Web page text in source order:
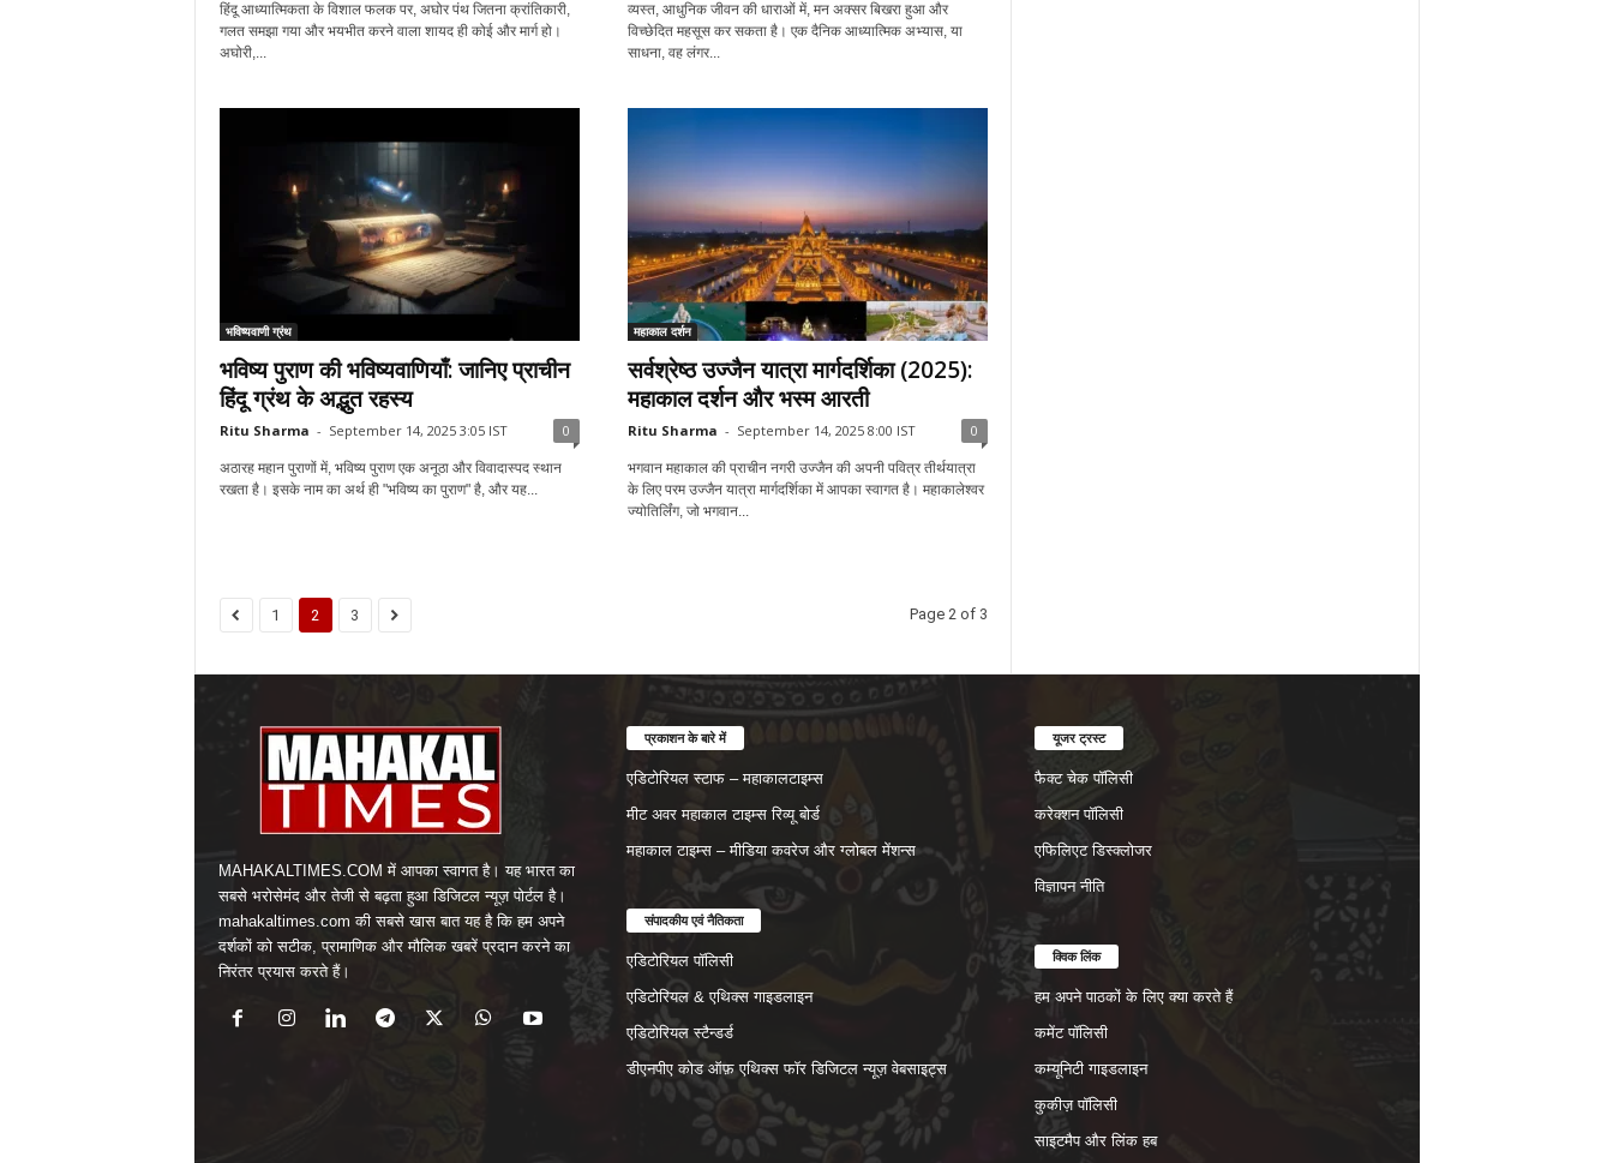
हिंदू आध्यात्मिकता के विशाल फलक पर, अघोर पंथ जितना क्रांतिकारी,
गलत समझा गया और भयभीत करने वाला शायद ही कोई और मार्ग हो।
अघोरी,...
व्यस्त, आधुनिक जीवन की धाराओं में, मन अक्सर बिखरा हुआ और
विच्छेदित महसूस कर सकता है। एक दैनिक आध्यात्मिक अभ्यास, या
साधना, वह लंगर...
भविष्यवाणी ग्रंथ
भविष्य पुराण की भविष्यवाणियाँ: जानिए प्राचीन
हिंदू ग्रंथ के अद्भुत रहस्य
Ritu Sharma - September 14, 2025 3:05 IST 0
अठारह महान पुराणों में, भविष्य पुराण एक अनूठा और विवादास्पद स्थान
रखता है। इसके नाम का अर्थ ही "भविष्य का पुराण" है, और यह...
महाकाल दर्शन
सर्वश्रेष्ठ उज्जैन यात्रा मार्गदर्शिका (2025):
महाकाल दर्शन और भस्म आरती
Ritu Sharma - September 14, 2025 8:00 IST 0
भगवान महाकाल की प्राचीन नगरी उज्जैन की अपनी पवित्र तीर्थयात्रा
के लिए परम उज्जैन यात्रा मार्गदर्शिका में आपका स्वागत है। महाकालेश्वर
ज्योतिर्लिंग, जो भगवान...
1 2 3 Page 2 of 3
MAHAKALTIMES.COM में आपका स्वागत है। यह भारत का
सबसे भरोसेमंद और तेजी से बढ़ता हुआ डिजिटल न्यूज़ पोर्टल है।
mahakaltimes.com की सबसे खास बात यह है कि हम अपने
दर्शकों को सटीक, प्रामाणिक और मौलिक खबरें प्रदान करने का
निरंतर प्रयास करते हैं।
प्रकाशन के बारे में
एडिटोरियल स्टाफ – महाकालटाइम्स
मीट अवर महाकाल टाइम्स रिव्यू बोर्ड
महाकाल टाइम्स – मीडिया कवरेज और ग्लोबल मेंशन्स
संपादकीय एवं नैतिकता
एडिटोरियल पॉलिसी
एडिटोरियल & एथिक्स गाइडलाइन
एडिटोरियल स्टैन्डर्ड
डीएनपीए कोड ऑफ़ एथिक्स फॉर डिजिटल न्यूज़ वेबसाइट्स
यूजर ट्रस्ट
फैक्ट चेक पॉलिसी
करेक्शन पॉलिसी
एफिलिएट डिस्क्लोजर
विज्ञापन नीति
क्विक लिंक
हम अपने पाठकों के लिए क्या करते हैं
कमेंट पॉलिसी
कम्यूनिटी गाइडलाइन
कुकीज़ पॉलिसी
साइटमैप और लिंक हब